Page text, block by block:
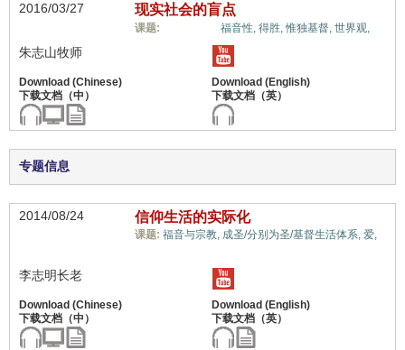
2016/03/27 现实社会的盲点
课题: 福音性, 得胜,惟独基督, 世界观,
朱志山牧师
专题信息
2014/08/24 信仰生活的实际化
课题: 福音与宗教, 成圣/分别为圣/基督生活体系, 爱,
李志明长老